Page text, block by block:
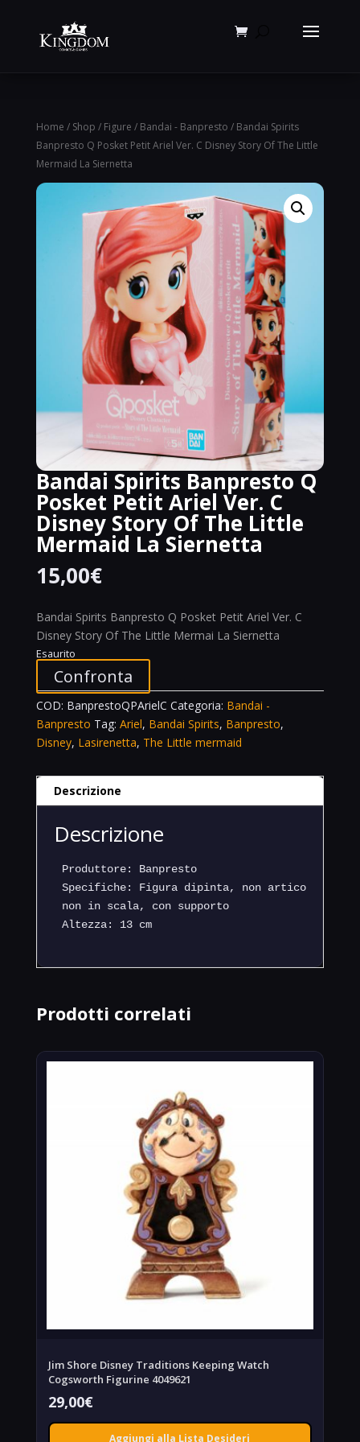
Home / Shop / Figure / Bandai - Banpresto / Bandai Spirits
Banpresto Q Posket Petit Ariel Ver. C Disney Story Of The Little
Mermaid La Siernetta
Bandai Spirits Banpresto Q
Posket Petit Ariel Ver. C
Disney Story Of The Little
Mermaid La Siernetta
15,00€
Bandai Spirits Banpresto Q Posket Petit Ariel Ver. C
Disney Story Of The Little Mermai La Siernetta
Esaurito
Confronta
COD: BanprestoQPArielC Categoria: Bandai -
Banpresto Tag: Ariel, Bandai Spirits, Banpresto,
Disney, Lasirenetta, The Little mermaid
Descrizione
Descrizione
Produttore: Banpresto
Specifiche: Figura dipinta, non articolata,
non in scala, con supporto
Altezza: 13 cm
Prodotti correlati
Jim Shore Disney Traditions Keeping Watch
Cogsworth Figurine 4049621
29,00€
Aggiungi alla Lista Desideri